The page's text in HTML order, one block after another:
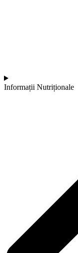
Informații Nutriționale